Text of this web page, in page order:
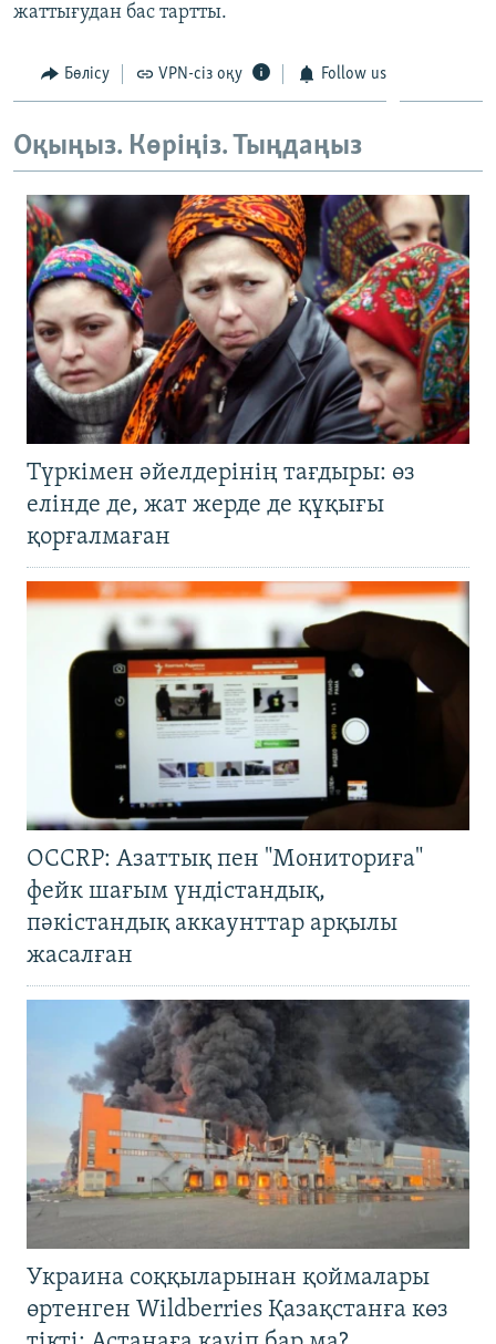
жаттығудан бас тартты.
Бөлісу VPN-сіз оқу Follow us
Оқыңыз. Көріңіз. Тыңдаңыз
Түркімен әйелдерінің тағдыры: өз
елінде де, жат жерде де құқығы
қорғалмаған
OCCRP: Азаттық пен "Мониториға"
фейк шағым үндістандық,
пәкістандық аккаунттар арқылы
жасалған
Украина соққыларынан қоймалары
өртенген Wildberries Қазақстанға көз